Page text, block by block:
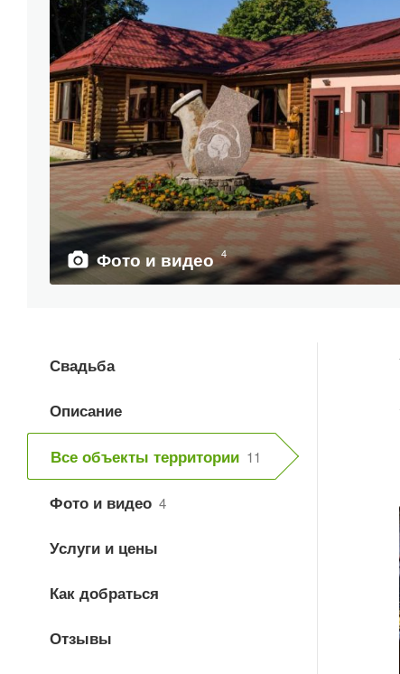
Фото и видео 4
Свадьба
Описание
Все объекты территории 11
Фото и видео 4
Услуги и цены
Как добраться
Отзывы